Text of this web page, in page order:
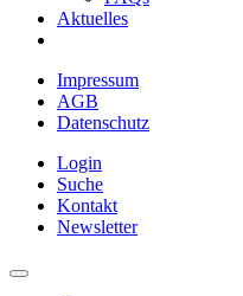
Aktuelles
Impressum
AGB
Datenschutz
Login
Suche
Kontakt
Newsletter